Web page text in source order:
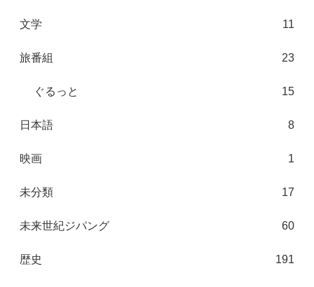
文学 11
旅番組 23
ぐるっと 15
日本語 8
映画 1
未分類 17
未来世紀ジパング 60
歴史 191